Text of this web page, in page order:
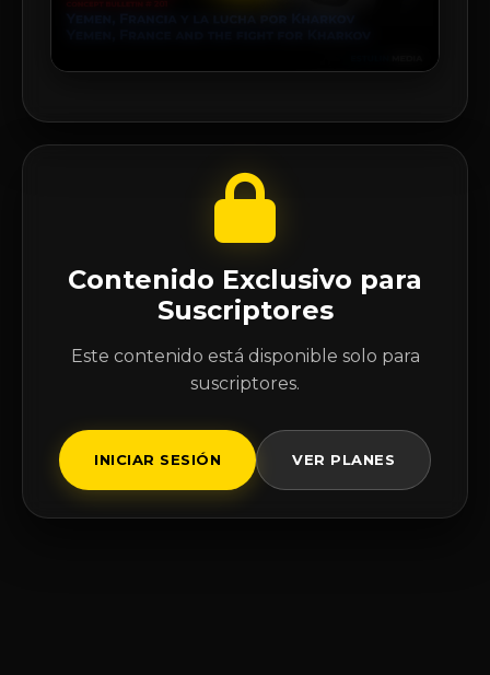
Contenido Exclusivo para
Suscriptores
Este contenido está disponible solo para
suscriptores.
INICIAR SESIÓN VER PLANES